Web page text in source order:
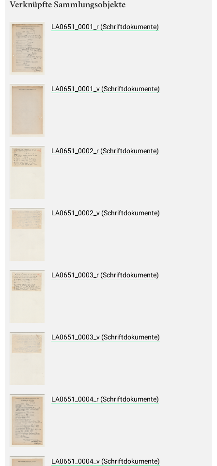
Verknüpfte Sammlungsobjekte
LA0651_0001_r (Schriftdokumente)
LA0651_0001_v (Schriftdokumente)
LA0651_0002_r (Schriftdokumente)
LA0651_0002_v (Schriftdokumente)
LA0651_0003_r (Schriftdokumente)
LA0651_0003_v (Schriftdokumente)
LA0651_0004_r (Schriftdokumente)
LA0651_0004_v (Schriftdokumente)